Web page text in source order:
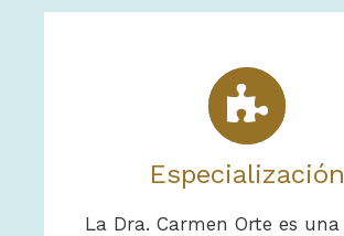
Especialización
La Dra. Carmen Orte es una